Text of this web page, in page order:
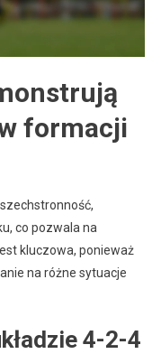
formacji
co pozwala na
kluczowa, ponieważ
na różne sytuacje
4-2-4